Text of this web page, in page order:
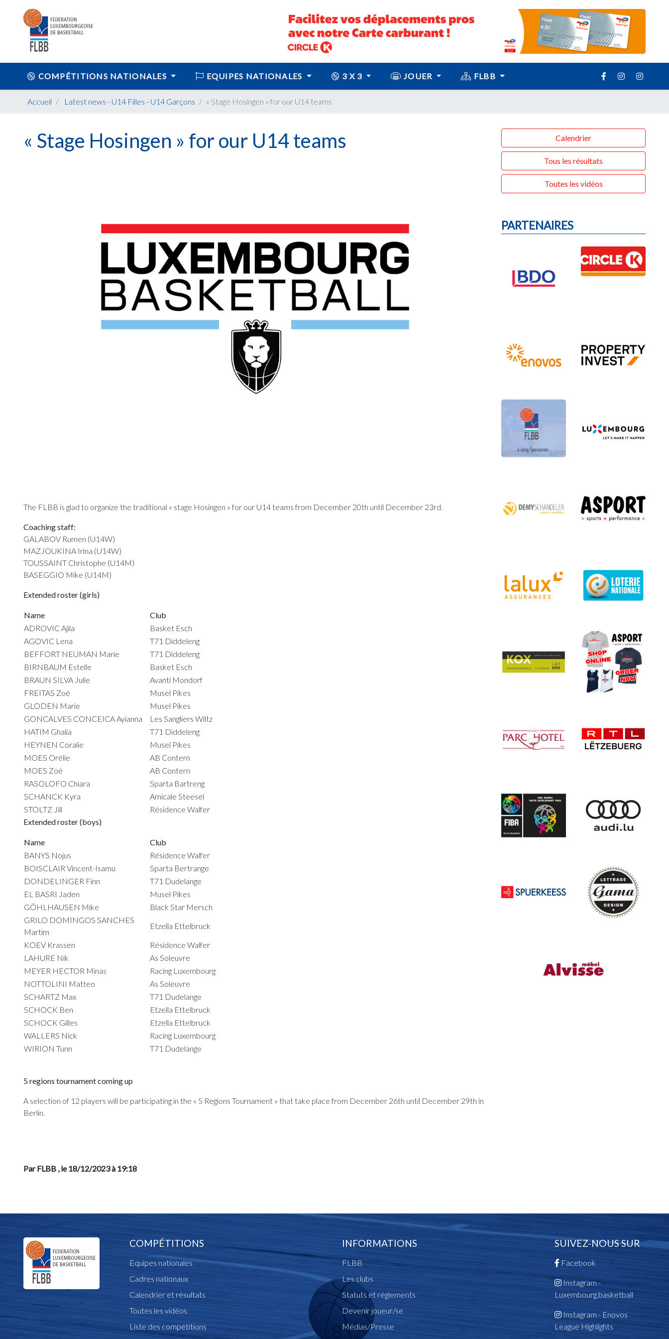
COMPÉTITIONS NATIONALES EQUIPES NATIONALES 3 X 3 JOUER FLBB
Accueil Latest news - U14 Filles - U14 Garçons « Stage Hosingen » for our U14 teams
« Stage Hosingen » for our U14 teams
The FLBB is glad to organize the traditional « stage Hosingen » for our U14 teams from December 20th until December 23rd.
Coaching staff:
GALABOV Rumen (U14W)
MAZJOUKINA Irina (U14W)
TOUSSAINT Christophe (U14M)
BASEGGIO Mike (U14M)
Extended roster (girls)
Name
Club
ADROVIC Ajila
Basket Esch
AGOVIC Lena
T71 Diddeleng
BEFFORT NEUMAN Marie
T71 Diddeleng
BIRNBAUM Estelle
Basket Esch
BRAUN SILVA Julie
Avanti Mondorf
FREITAS Zoé
Musel Pikes
GLODEN Marie
Musel Pikes
GONCALVES CONCEICA Ayianna
Les Sangliers Wiltz
HATIM Ghalia
T71 Diddeleng
HEYNEN Coralie
Musel Pikes
MOES Orélie
AB Contern
MOES Zoé
AB Contern
RASOLOFO Chiara
Sparta Bartreng
SCHANCK Kyra
Amicale Steesel
STOLTZ Jill
Résidence Walfer
Extended roster (boys)
Name
Club
BANYS Nojus
Résidence Walfer
BOISCLAIR Vincent-Isamu
Sparta Bertrange
DONDELINGER Finn
T71 Dudelange
EL BASRI Jaden
Musel Pikes
GÖHLHAUSEN Mike
Black Star Mersch
GRILO DOMINGOS SANCHES
Martim
Etzella Ettelbruck
KOEV Krassen
Résidence Walfer
LAHURE Nik
As Soleuvre
MEYER HECTOR Minas
Racing Luxembourg
NOTTOLINI Matteo
As Soleuvre
SCHARTZ Max
T71 Dudelange
SCHOCK Ben
Etzella Ettelbruck
SCHOCK Gilles
Etzella Ettelbruck
WALLERS Nick
Racing Luxembourg
WIRION Tunn
T71 Dudelange
5 regions tournament coming up
A selection of 12 players will be participating in the « 5 Regions Tournament » that take place from December 26th until December 29th in
Berlin.
Par FLBB , le 18/12/2023 à 19:18
Calendrier
Tous les résultats
Toutes les vidéos
PARTENAIRES
COMPÉTITIONS
Equipes nationales
Cadres nationaux
Calendrier et résultats
Toutes les vidéos
Liste des compétitions
INFORMATIONS
FLBB
Les clubs
Statuts et réglements
Devenir joueur/se
Médias/Presse
SUIVEZ-NOUS SUR
Facebook
Instagram -
Luxembourg.basketball
Instagram - Enovos
League Highlights